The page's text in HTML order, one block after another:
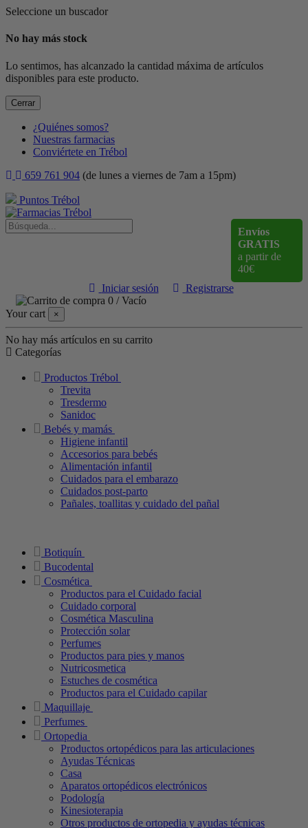
Seleccione un buscador
No hay más stock
Lo sentimos, has alcanzado la cantidad máxima de artículos
disponibles para este producto.
Cerrar
¿Quiénes somos?
Nuestras farmacias
Conviértete en Trébol
659 761 904 (de lunes a viernes de 7am a 15pm)
Puntos Trébol
Envíos
GRATIS
a partir de
40€
Iniciar sesión
Registrarse
0 /Vacío
Your cart
×
No hay más artículos en su carrito
Categorías
Productos Trébol
Trevita
Tresdermo
Sanidoc
Bebés y mamás
Higiene infantil
Accesorios para bebés
Alimentación infantil
Cuidados para el embarazo
Cuidados post-parto
Pañales, toallitas y cuidado del pañal
Botiquín
Bucodental
Cosmética
Productos para el Cuidado facial
Cuidado corporal
Cosmética Masculina
Protección solar
Perfumes
Productos para pies y manos
Nutricosmetica
Estuches de cosmética
Productos para el Cuidado capilar
Maquillaje
Perfumes
Ortopedia
Productos ortopédicos para las articulaciones
Ayudas Técnicas
Casa
Aparatos ortopédicos electrónicos
Podología
Kinesioterapia
Otros productos de ortopedia y ayudas técnicas